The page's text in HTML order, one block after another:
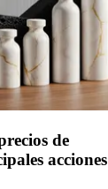
de
acciones